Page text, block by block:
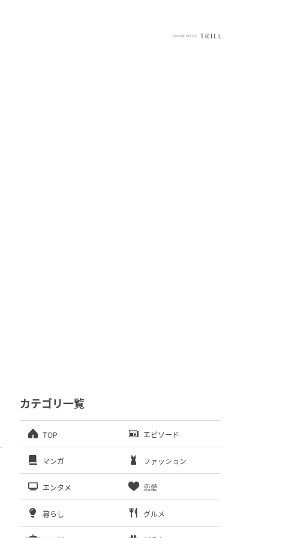
カテゴリ一覧
TOP エピソード
マンガ ファッション
エンタメ 恋愛
暮らし グルメ